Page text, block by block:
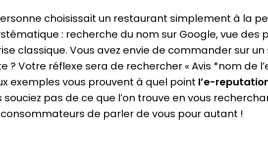
choisissait un restaurant simplement à la
: recherche du nom sur Google, vue des
classique. Vous avez envie de commander sur
? Votre réflexe sera de rechercher « Avis *nom de
exemples vous prouvent à quel point l’e-
souciez pas de ce que l’on trouve en vous
de parler de vous pour autant !